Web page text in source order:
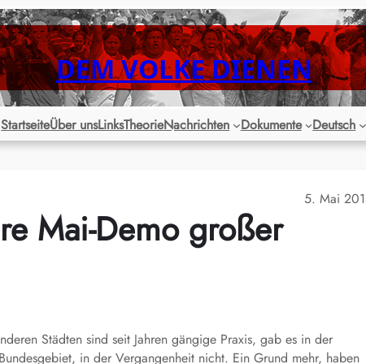
DEM VOLKE DIENEN
StartseiteÜber unsLinksTheorieNachrichten Dokumente Deutsch
5. Mai
Mai-Demo großer
Städten sind seit Jahren gängige Praxis, gab es in der
in der Vergangenheit nicht. Ein Grund mehr, haben